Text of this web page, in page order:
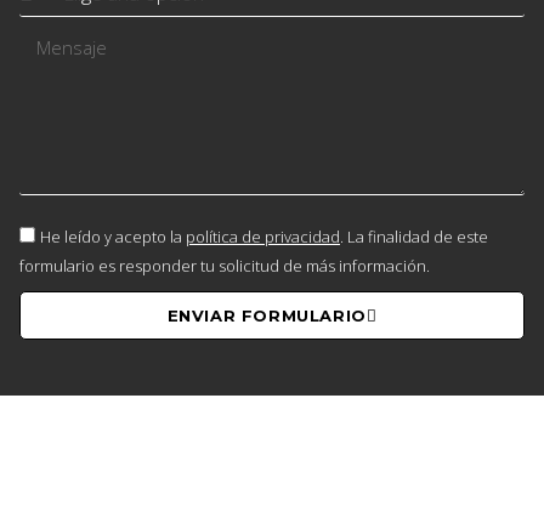
He leído y acepto la política de privacidad. La finalidad de este
formulario es responder tu solicitud de más información.
ENVIAR FORMULARIO